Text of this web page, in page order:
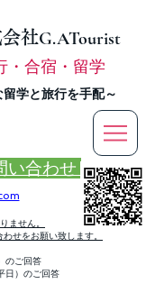
社G.ATourist
・合宿・留学
学と旅行を手配～
い合わせ
ません。
せをお願い致します。
のご回答
平日）のご回答